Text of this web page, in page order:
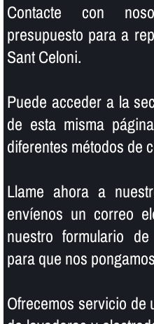
Contacte con
presupuesto para a
Sant Celoni.
Puede acceder a la
de esta misma
diferentes métodos de
Llame ahora a
enví­enos un correo
nuestro formulario
para que nos
Ofrecemos servicio de